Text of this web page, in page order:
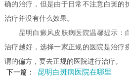
确的治疗，但是由于日常不注意白斑的
治疗并没有什么效果。
昆明白癜风皮肤病医院温馨提示：
治疗越好，选择一家正规的医院是治疗
谓的偏方，要去正规的医院进行治疗。
下一篇：
昆明白斑病医院在哪里